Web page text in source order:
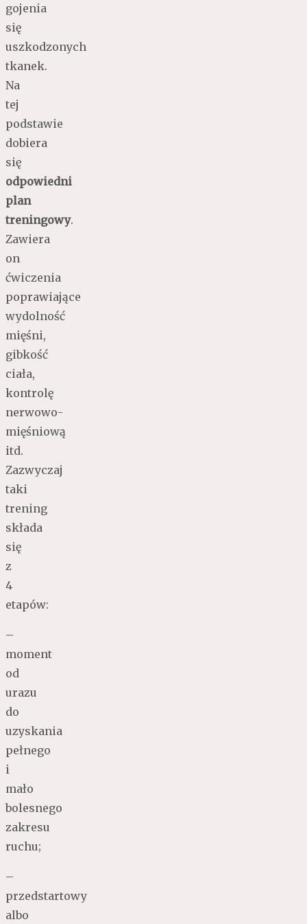
gojenia
się
uszkodzonych
tkanek.
Na
tej
podstawie
dobiera
się
odpowiedni
plan
treningowy.
Zawiera
on
ćwiczenia
poprawiające
wydolność
mięśni,
gibkość
ciała,
kontrolę
nerwowo-
mięśniową
itd.
Zazwyczaj
taki
trening
składa
się
z
4
etapów:
–
moment
od
urazu
do
uzyskania
pełnego
i
mało
bolesnego
zakresu
ruchu;
–
przedstartowy
albo